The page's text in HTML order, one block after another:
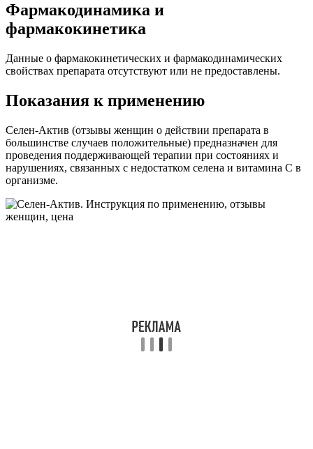
Фармакодинамика и
фармакокинетика
Данные о фармакокинетических и фармакодинамических
свойствах препарата отсутствуют или не предоставлены.
Показания к применению
Селен-Актив (отзывы женщин о действии препарата в
большинстве случаев положительные) предназначен для
проведения поддерживающей терапии при состояниях и
нарушениях, связанных с недостатком селена и витамина C в
организме.